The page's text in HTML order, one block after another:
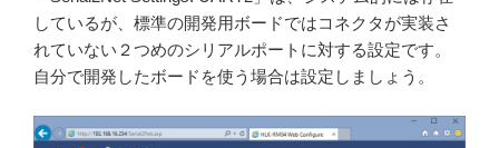
しているが、標準の開発用ボードではコネクタが実装さ
れていない２つめのシリアルポートに対する設定です。
自分で開発したボードを使う場合は設定しましょう。